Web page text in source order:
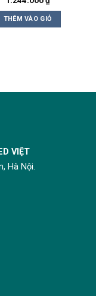
THÊM VÀO GIỎ
VIỆT
Hà Nội.